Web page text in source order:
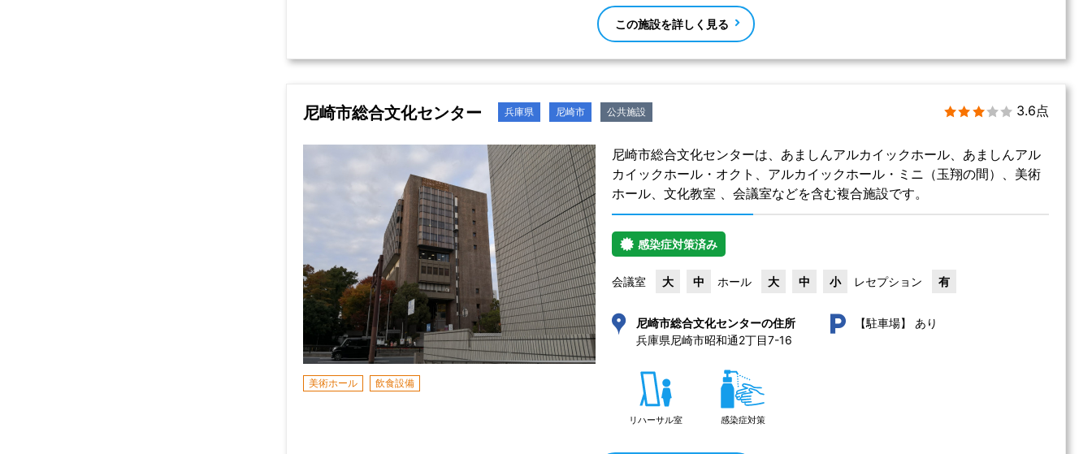
この施設を詳しく見る
尼崎市総合文化センター 兵庫県 尼崎市 公共施設 3.6点
美術ホール 飲食設備
尼崎市総合文化センターは、あましんアルカイックホール、あましんアル
カイックホール・オクト、アルカイックホール・ミニ（玉翔の間）、美術
ホール、文化教室 、会議室などを含む複合施設です。
感染症対策済み
会議室 大 中 ホール 大 中 小 レセプション 有
尼崎市総合文化センターの住所
兵庫県尼崎市昭和通2丁目7-16
【駐車場】 あり
リハーサル室 感染症対策